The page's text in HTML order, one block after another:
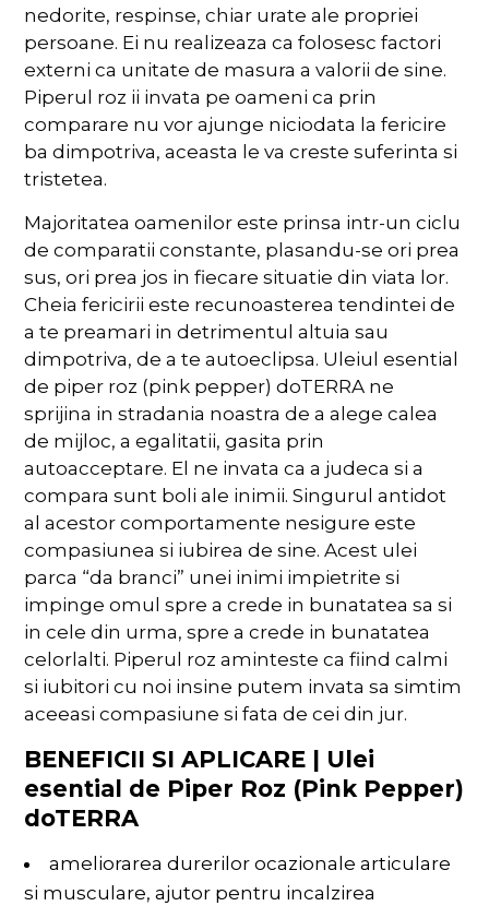
nedorite, respinse, chiar urate ale propriei
persoane. Ei nu realizeaza ca folosesc factori
externi ca unitate de masura a valorii de sine.
Piperul roz ii invata pe oameni ca prin
comparare nu vor ajunge niciodata la fericire
ba dimpotriva, aceasta le va creste suferinta si
tristetea.
Majoritatea oamenilor este prinsa intr-un ciclu
de comparatii constante, plasandu-se ori prea
sus, ori prea jos in fiecare situatie din viata lor.
Cheia fericirii este recunoasterea tendintei de
a te preamari in detrimentul altuia sau
dimpotriva, de a te autoeclipsa. Uleiul esential
de piper roz (pink pepper) doTERRA ne
sprijina in stradania noastra de a alege calea
de mijloc, a egalitatii, gasita prin
autoacceptare. El ne invata ca a judeca si a
compara sunt boli ale inimii. Singurul antidot
al acestor comportamente nesigure este
compasiunea si iubirea de sine. Acest ulei
parca “da branci” unei inimi impietrite si
impinge omul spre a crede in bunatatea sa si
in cele din urma, spre a crede in bunatatea
celorlalti. Piperul roz aminteste ca fiind calmi
si iubitori cu noi insine putem invata sa simtim
aceeasi compasiune si fata de cei din jur.
BENEFICII SI APLICARE | Ulei
esential de Piper Roz (Pink Pepper)
doTERRA
ameliorarea durerilor ocazionale articulare
si musculare, ajutor pentru incalzirea